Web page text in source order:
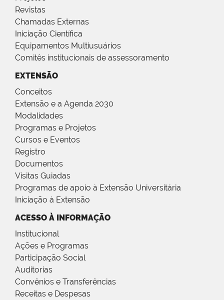
Revistas
Chamadas Externas
Iniciação Científica
Equipamentos Multiusuários
Comitês institucionais de assessoramento
EXTENSÃO
Conceitos
Extensão e a Agenda 2030
Modalidades
Programas e Projetos
Cursos e Eventos
Registro
Documentos
Visitas Guiadas
Programas de apoio à Extensão Universitária
Iniciação à Extensão
ACESSO À INFORMAÇÃO
Institucional
Ações e Programas
Participação Social
Auditorias
Convênios e Transferências
Receitas e Despesas